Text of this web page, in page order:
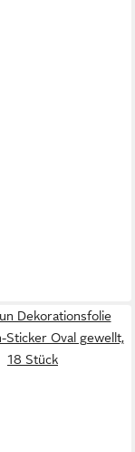
Dekorationsfolie
Sticker Oval gewellt,
18 Stück